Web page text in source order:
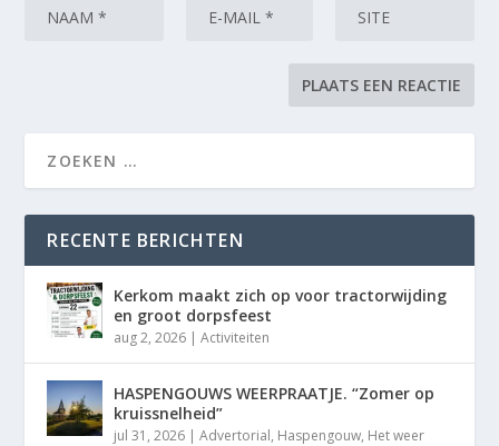
RECENTE BERICHTEN
Kerkom maakt zich op voor tractorwijding
en groot dorpsfeest
aug 2, 2026 |Activiteiten
HASPENGOUWS WEERPRAATJE. “Zomer op
kruissnelheid”
jul 31, 2026 |Advertorial, Haspengouw, Het weer